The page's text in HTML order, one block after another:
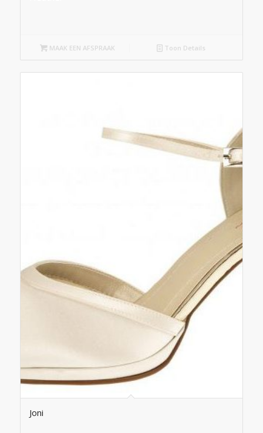
MAAK EEN AFSPRAAK Toon Details
Joni